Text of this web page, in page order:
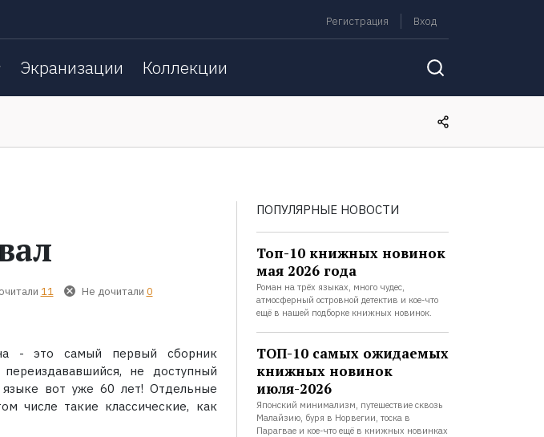
Регистрация Вход
Экранизации Коллекции
11 Не дочитали 0
- это самый первый сборник
не доступный
вот уже 60 лет! Отдельные
числе такие классические, как
ПОПУЛЯРНЫЕ НОВОСТИ
Топ-10 книжных новинок
мая 2026 года
Роман на трёх языках, много чудес,
атмосферный островной детектив и кое-что
ещё в нашей подборке книжных новинок.
ТОП-10 самых ожидаемых
книжных новинок
июля-2026
Японский минимализм, путешествие сквозь
Малайзию, буря в Норвегии, тоска в
Парагвае и кое-что ещё в книжных новинках